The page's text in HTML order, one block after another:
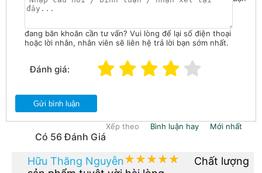
đang băn khoăn cần tư vấn? Vui lòng để lại số điện thoại
hoặc lời nhắn, nhân viên sẽ liên hệ trả lời bạn sớm nhất.
Đánh giá:
Gửi bình luận
Có 56 Đánh Giá
Xếp theo Bình luận hay Mới nhất
Hữu Thăng Nguyễn★★★★★
★★★★★
Chất lượng